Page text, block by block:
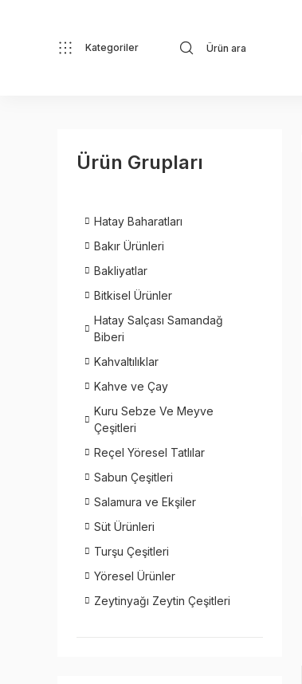
Kategoriler
Ürün Grupları
Hatay Baharatları
Bakır Ürünleri
Bakliyatlar
Bitkisel Ürünler
Hatay Salçası Samandağ
Biberi
Kahvaltılıklar
Kahve ve Çay
Kuru Sebze Ve Meyve
Çeşitleri
Reçel Yöresel Tatlılar
Sabun Çeşitleri
Salamura ve Ekşiler
Süt Ürünleri
Turşu Çeşitleri
Yöresel Ürünler
Zeytinyağı Zeytin Çeşitleri